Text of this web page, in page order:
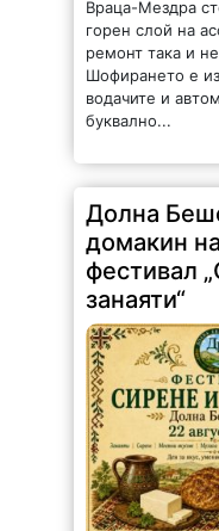
горен слой на
ремонт така и не
Шофирането е
водачите и
буквално...
Долна
домакин
фестивал
занаяти“